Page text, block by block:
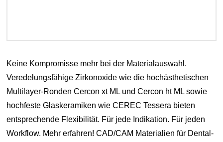
Keine Kompromisse mehr bei der Materialauswahl.
Veredelungsfähige Zirkonoxide wie die hochästhetischen
Multilayer-Ronden Cercon xt ML und Cercon ht ML sowie
hochfeste Glaskeramiken wie CEREC Tessera bieten
entsprechende Flexibilität. Für jede Indikation. Für jeden
Workflow. Mehr erfahren! CAD/CAM Materialien für Dental-